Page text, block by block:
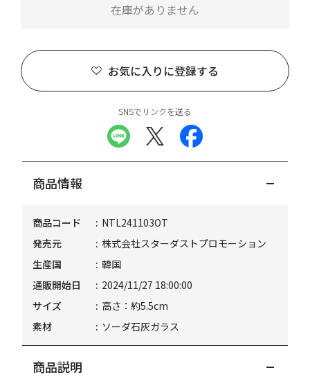
お気に入りに登録する
在庫がありません
SNSでリンクを送る
商品情報
商品コード
NTL241103OT
発売元
株式会社スターダストプロモーション
生産国
韓国
通販開始日
2024/11/27 18:00:00
サイズ
高さ：約5.5cm
素材
ソーダ石灰ガラス
商品説明